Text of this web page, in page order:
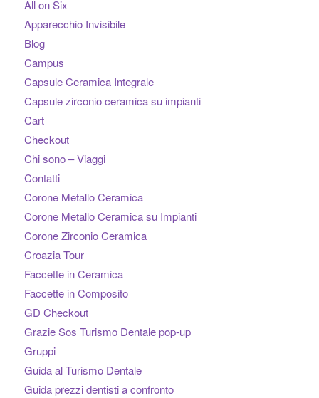
All on Six
Apparecchio Invisibile
Blog
Campus
Capsule Ceramica Integrale
Capsule zirconio ceramica su impianti
Cart
Checkout
Chi sono – Viaggi
Contatti
Corone Metallo Ceramica
Corone Metallo Ceramica su Impianti
Corone Zirconio Ceramica
Croazia Tour
Faccette in Ceramica
Faccette in Composito
GD Checkout
Grazie Sos Turismo Dentale pop-up
Gruppi
Guida al Turismo Dentale
Guida prezzi dentisti a confronto